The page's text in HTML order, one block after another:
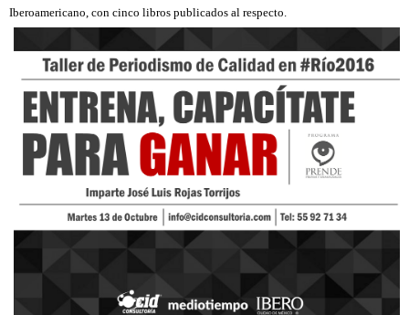
Iberoamericano, con cinco libros publicados al respecto.